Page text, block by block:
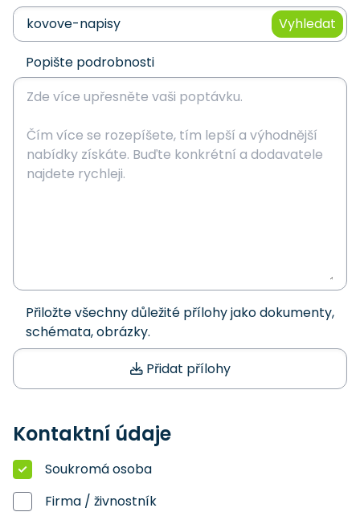
Vyhledat
Popište podrobnosti
Přiložte všechny důležité přílohy jako dokumenty,
schémata, obrázky.
Přidat přílohy
Kontaktní údaje
Soukromá osoba
Firma / živnostník